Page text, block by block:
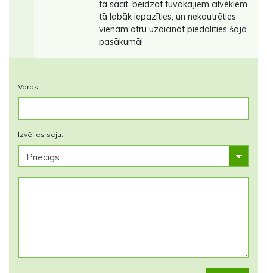
tā sacīt, beidzot tuvākajiem cilvēkiem
tā labāk iepazīties, un nekautrēties
vienam otru uzaicināt piedalīties šajā
pasākumā!
Vārds:
Izvēlies seju: